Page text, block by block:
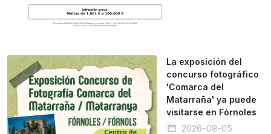
La exposición del
concurso fotográfico
'Comarca del
Matarraña' ya puede
visitarse en Fórnoles
2026-08-05